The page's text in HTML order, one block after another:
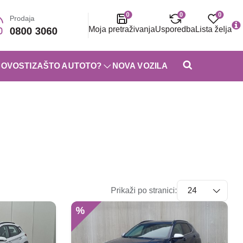
Prodaja
0800 3060
0
Moja pretraživanja
0
Usporedba
0
Lista želja
ZAŠTO AUTOTO? NOVA VOZILA
Prikaži po stranici:
%